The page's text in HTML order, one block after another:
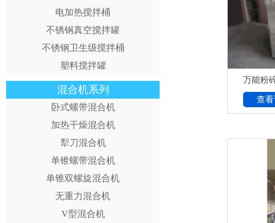
电加热搅拌桶
不锈钢真空搅拌罐
不锈钢卫生级搅拌桶
塑料搅拌罐
混合机系列
卧式螺带混合机
加热干燥混合机
犁刀混合机
单锥螺带混合机
单锥双螺旋混合机
无重力混合机
V型混合机
万能粉
查